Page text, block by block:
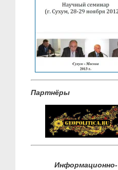
Партнёры
Информационно-